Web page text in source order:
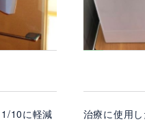
10に軽減
治療に使用